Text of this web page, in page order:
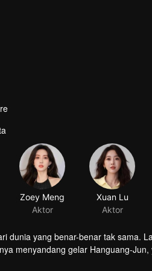
Zoey Meng
Aktor
Xuan Lu
Aktor
dunia yang benar-benar tak sama.
menyandang gelar Hanguang-
Dirinya selalu muncul setiap
Mo. Antara kebaikan dan